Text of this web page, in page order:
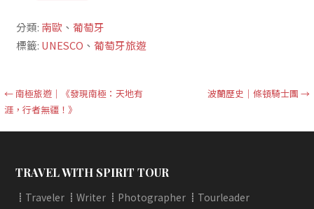
分類: 南歐 、葡萄牙
標籤: UNESCO 、葡萄牙旅遊
文
章
覽
← 南極旅遊｜《發現南極：天地有
涯，行者無疆！》
波蘭歷史｜條頓騎士團 →
TRAVEL WITH SPIRIT TOUR
┋Traveler ┋Writer ┋Photographer ┋Tourleader